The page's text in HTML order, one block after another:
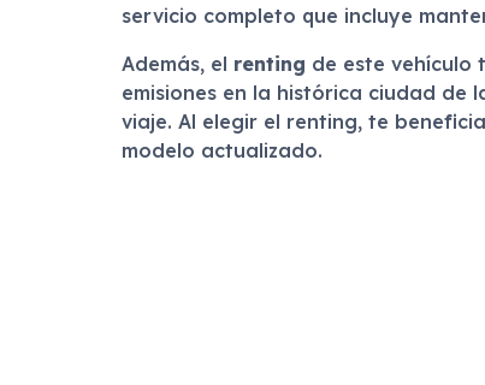
servicio completo que incluye
Además, el renting de este vehículo
emisiones en la histórica ciudad de
viaje. Al elegir el renting, te
modelo actualizado.